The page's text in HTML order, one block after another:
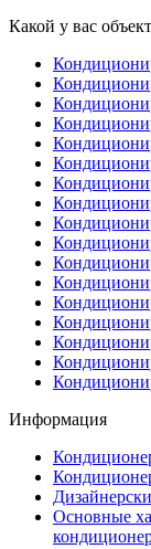
Какой у вас
Информация
Основные